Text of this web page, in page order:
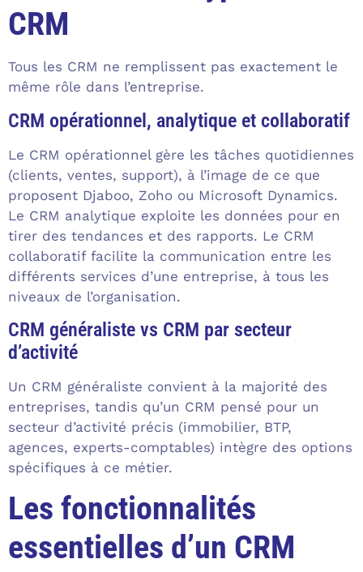
CRM
Tous les CRM ne remplissent pas exactement le
même rôle dans l’entreprise.
CRM opérationnel, analytique et collaboratif
Le CRM opérationnel gère les tâches quotidiennes
(clients, ventes, support), à l’image de ce que
proposent Djaboo, Zoho ou Microsoft Dynamics.
Le CRM analytique exploite les données pour en
tirer des tendances et des rapports. Le CRM
collaboratif facilite la communication entre les
différents services d’une entreprise, à tous les
niveaux de l’organisation.
CRM généraliste vs CRM par secteur
d’activité
Un CRM généraliste convient à la majorité des
entreprises, tandis qu’un CRM pensé pour un
secteur d’activité précis (immobilier, BTP,
agences, experts-comptables) intègre des options
spécifiques à ce métier.
Les fonctionnalités
essentielles d’un CRM